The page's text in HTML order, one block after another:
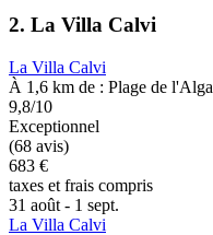
2. La Villa Calvi
La Villa Calvi
À 1,6 km de : Plage de l'Alga
9,8/10
Exceptionnel
(68 avis)
683 €
taxes et frais compris
31 août - 1 sept.
La Villa Calvi